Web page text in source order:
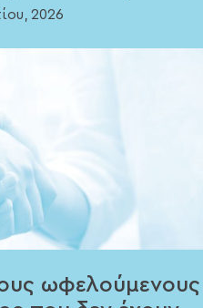
2026
ωφελούμενους